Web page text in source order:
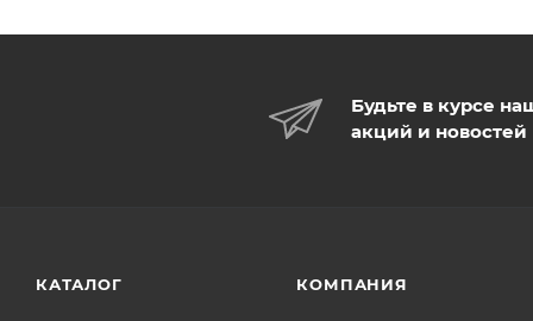
Будьте в курсе
акций и новостей
КАТАЛОГ КОМПАНИЯ